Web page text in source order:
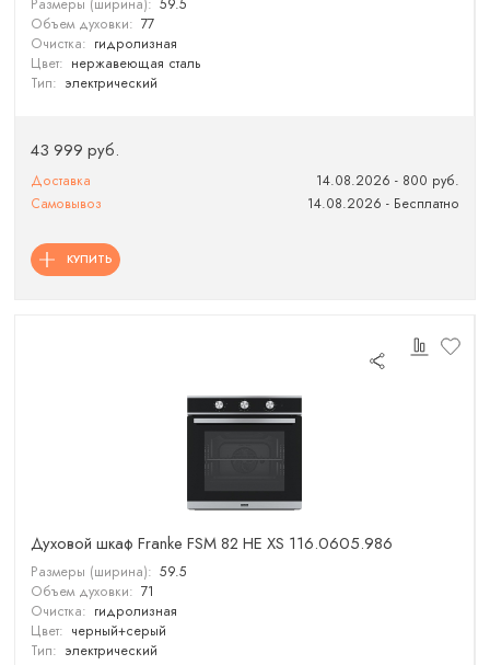
Размеры (ширина): 59.5
Объем духовки: 77
Очистка: гидролизная
Цвет: нержавеющая сталь
Тип: электрический
43 999 руб.
Доставка
14.08.2026 - 800 руб.
Самовывоз
14.08.2026 - Бесплатно
КУПИТЬ
Духовой шкаф Franke FSM 82 HE XS 116.0605.986
Размеры (ширина): 59.5
Объем духовки: 71
Очистка: гидролизная
Цвет: черный+cерый
Тип: электрический